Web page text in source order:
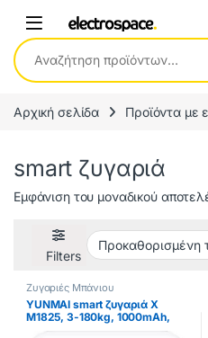
Αναζήτηση για:
Αρχική σελίδα Προϊόντα με
smart ζυγαριά
Εμφάνιση του μοναδικού
Filters
Ζυγαριές Μπάνιου
YUNMAI smart ζυγαριά X
M1825, 3-180kg, 1000mAh,